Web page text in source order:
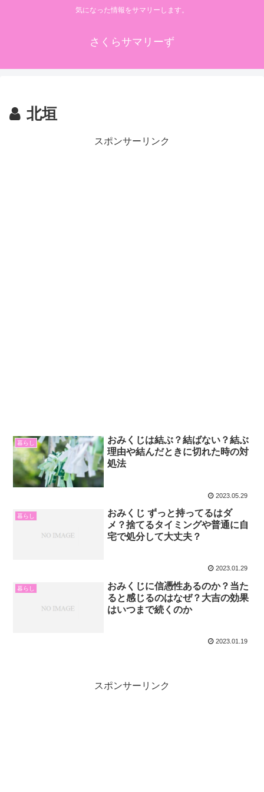
気になった情報をサマリーします。
さくらサマリーず
北垣
スポンサーリンク
暮らし
おみくじは結ぶ？結ばない？結ぶ
理由や結んだときに切れた時の対
処法
2023.05.29
暮らし
おみくじ ずっと持ってるはダ
メ？捨てるタイミングや普通に自
宅で処分して大丈夫？
2023.01.29
暮らし
おみくじに信憑性あるのか？当た
ると感じるのはなぜ？大吉の効果
はいつまで続くのか
2023.01.19
スポンサーリンク